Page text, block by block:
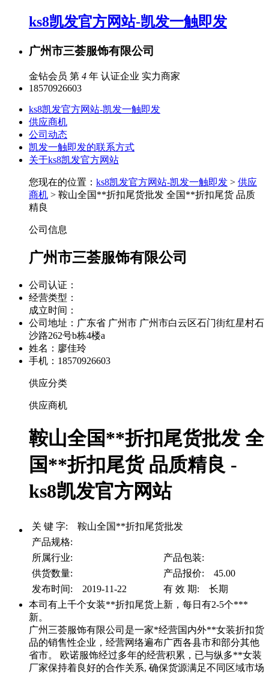
ks8凯发官方网站-凯发一触即发
广州市三荟服饰有限公司
金钻会员 第 4 年 认证企业 实力商家
18570926603
ks8凯发官方网站-凯发一触即发
供应商机
公司动态
凯发一触即发的联系方式
关于ks8凯发官方网站
您现在的位置： ks8凯发官方网站-凯发一触即发 > 供应
商机 > 鞍山全国**折扣尾货批发 全国**折扣尾货 品质
精良
公司信息
广州市三荟服饰有限公司
公司认证：
经营类型：
成立时间：
公司地址： 广东省 广州市 广州市白云区石门街红星村石
沙路262号b栋4楼a
姓名：廖佳玲
手机：18570926603
供应分类
供应商机
鞍山全国**折扣尾货批发 全
国**折扣尾货 品质精良 -
ks8凯发官方网站
关 键 字: 鞍山全国**折扣尾货批发
产品规格:
所属行业:
产品包装:
供货数量:
产品报价: 45.00
发布时间: 2019-11-22
有 效 期: 长期
本司有上千个女装**折扣尾货上新，每日有2-5个***
新。
广州三荟服饰有限公司是一家*经营国内外**女装折扣货
品的销售性企业，经营网络遍布广西各县市和部分其他
省市。 欧诺服饰经过多年的经营积累，已与纵多**女装
厂家保持着良好的合作关系, 确保货源满足不同区域市场